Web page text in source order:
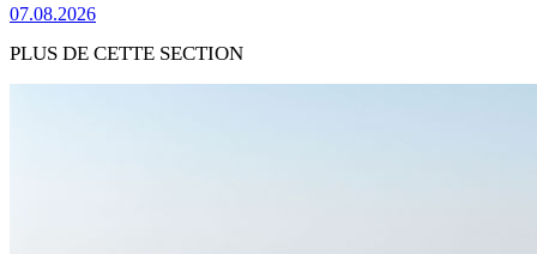
07.08.2026
PLUS DE CETTE SECTION